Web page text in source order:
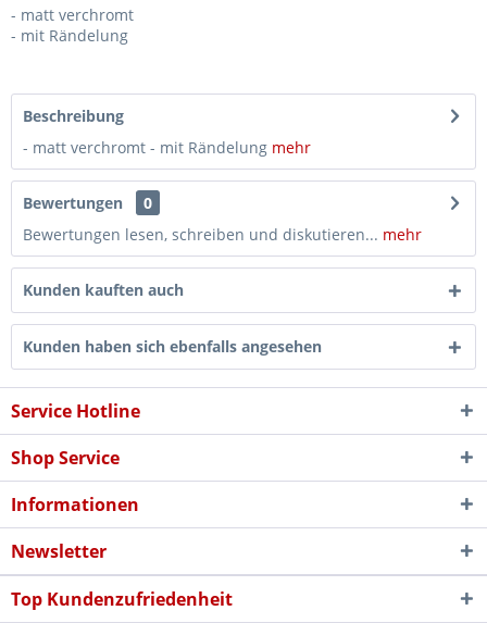
- matt verchromt
- mit Rändelung
Beschreibung
- matt verchromt - mit Rändelung mehr
Bewertungen
0
Bewertungen lesen, schreiben und diskutieren... mehr
Kunden kauften auch
Kunden haben sich ebenfalls angesehen
Service Hotline
Shop Service
Informationen
Newsletter
Top Kundenzufriedenheit